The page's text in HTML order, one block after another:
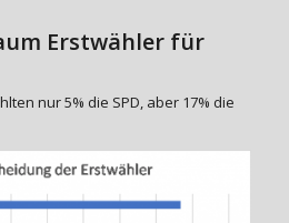
Erstwähler für
nur 5% die SPD, aber 17% die